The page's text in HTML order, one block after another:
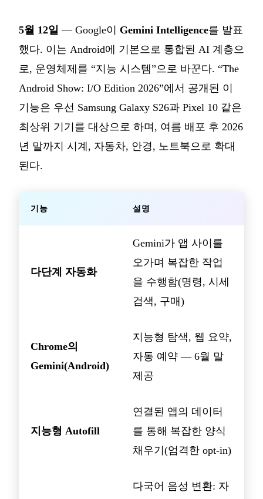
5월 12일 — Google이 Gemini Intelligence를 발표
했다. 이는 Android에 기본으로 통합된 AI 계층으
로, 운영체제를 “지능 시스템”으로 바꾼다. “The
Android Show: I/O Edition 2026”에서 공개된 이
기능은 우선 Samsung Galaxy S26과 Pixel 10 같은
최상위 기기를 대상으로 하며, 여름 배포 후 2026
년 말까지 시계, 자동차, 안경, 노트북으로 확대
된다.
기능 설명
다단계 자동화
Gemini가 앱 사이를
오가며 복잡한 작업
을 수행함(명령, 시세
검색, 구매)
Chrome의
Gemini(Android)
지능형 탐색, 웹 요약,
자동 예약 — 6월 말
제공
지능형 Autofill
연결된 앱의 데이터
를 통해 복잡한 양식
채우기(엄격한 opt-in)
다국어 음성 변환: 자